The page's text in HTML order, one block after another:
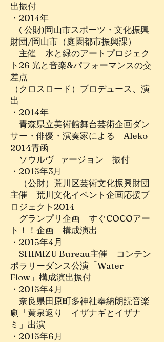
出振付
・2014年
( 公財)岡山市スポーツ・文化振興
財団/岡山市（庭園都市振興課）
主催 水と緑のアートプロジェク
ト26 光と音楽&パフォーマンスの交
差点
（クロスロード）プロデュース、演
出
・2014年
青森県立美術館舞台芸術企画ダン
サー・俳優・演奏家による Aleko
2014青函
ソウルヴ ァージョン 振付
・2015年3月
（公財）荒川区芸術文化振興財団
主催 荒川文化イベント企画応援プ
ロジェクト2014
グランプリ企画 すぐCOCOアー
ト！！企画 構成演出
・2015年4月
SHIMIZU Bureau主催 コンテン
ポラリーダンス公演「Water
Flow」構成演出振付
・2015年4月
奈良県田原町多神社奉納朗読音楽
劇「黄泉返り イザナギとイザナ
ミ」出演
・2015年6月